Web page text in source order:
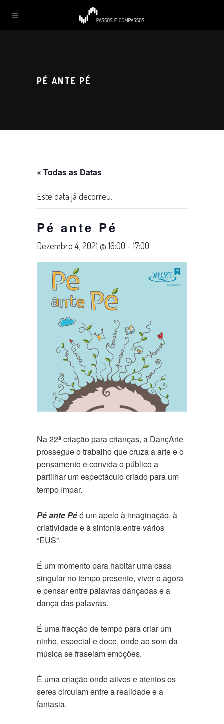
PÉ ANTE PÉ
« Todas as Datas
Este data já decorreu.
Pé ante Pé
Dezembro 4, 2021 @ 16:00 -17:00
Na 22ª criação para crianças, a DançArte
prossegue o trabalho que cruza a arte e o
pensamento e convida o público a
partilhar um espectáculo criado para um
tempo ímpar.
Pé ante Péé um apelo à imaginação, à
criatividade e à sintonia entre vários
“EUS”.
É um momento para habitar uma casa
singular no tempo presente, viver o agora
e pensar entre palavras dançadas e a
dança das palavras.
É uma fracção de tempo para criar um
ninho, especial e doce, onde ao som da
música se fraseiam emoções.
É uma criação onde ativos e atentos os
seres circulam entre a realidade e a
fantasia.